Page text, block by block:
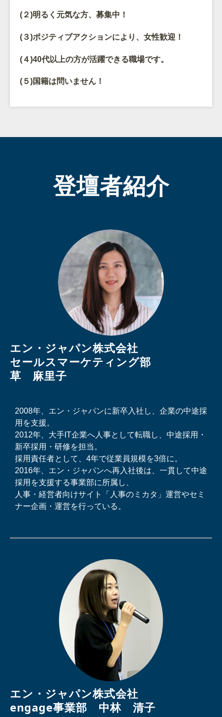
(２)明るく元気な方、募集中！
(３)ポジティブアクションにより、女性歓迎！
(４)40代以上の方が活躍できる職場です。
(５)国籍は問いません！
登壇者紹介
エン・ジャパン株式会社
セールスマーケティング部
草　麻里子
2008年、エン・ジャパンに新卒入社し、企業の中途採
用を支援。
2012年、大手IT企業へ人事として転職し、中途採用・
新卒採用・研修を担当。
採用責任者として、4年で従業員規模を3倍に。
2016年、エン・ジャパンへ再入社後は、一貫して中途
採用を支援する事業部に所属し、
人事・経営者向けサイト「人事のミカタ」運営やセミ
ナー企画・運営を行っている。
エン・ジャパン株式会社
engage事業部　中林　清子